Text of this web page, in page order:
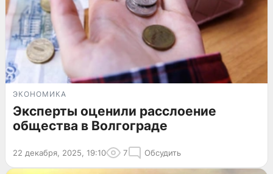
ЭКОНОМИКА
Эксперты оценили расслоение
общества в Волгограде
22 декабря, 2025, 19:10 7 Обсудить